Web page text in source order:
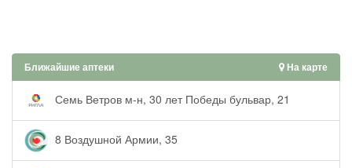
Ближайшие аптеки На карте
Семь Ветров м-н, 30 лет Победы бульвар, 21
8 Воздушной Армии, 35